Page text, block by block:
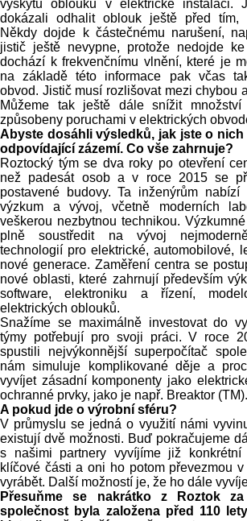
výskytu oblouku v elektrické instalaci.
dokázali odhalit oblouk ještě před tím,
Někdy dojde k částečnému narušení,
jistič ještě nevypne, protože nedojde
dochází k frekvenčnímu vlnění, které je
na základě této informace pak včas
obvod. Jistič musí rozlišovat mezi chybou
Můžeme tak ještě dále snížit
způsobeny poruchami v elektrických
Abyste dosáhli výsledků, jak jste o
odpovídající zázemí. Co vše zahrnuje?
Roztocký tým se dva roky po otevření
než padesát osob a v roce 2015 se
postavené budovy. Ta inženýrům
výzkum a vývoj, včetně moderních
veškerou nezbytnou technikou.
plně soustředit na vývoj
technologií pro elektrické, automobilové,
nové generace. Zaměření centra se
nové oblasti, které zahrnují především
software, elektroniku a řízení,
elektrických oblouků.
Snažíme se maximálně investovat do
týmy potřebují pro svoji práci. V roce
spustili nejvýkonnější superpočítač
nám simuluje komplikované děje a
vyvíjet zásadní komponenty jako
ochranné prvky, jako je např. Breaktor (TM).
A pokud jde o výrobní sféru?
V průmyslu se jedná o využití námi
existují dvě možnosti. Buď pokračujeme
s našimi partnery vyvíjíme již
klíčové části a oni ho potom převezmou
vyrábět. Další možností je, že ho dále
Přesuňme se nakrátko z Roztok za
společnost byla založena před 110